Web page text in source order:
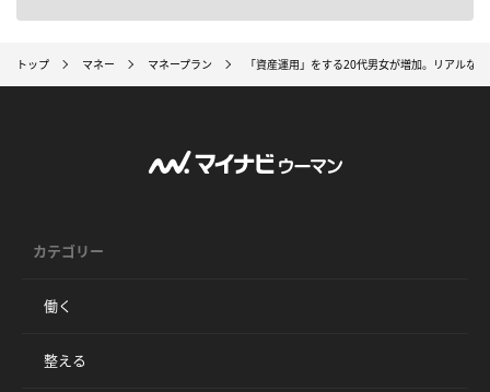
トップ マネー マネープラン 「資産運用」をする20代男女が増加。リアルな
カテゴリー
働く
整える